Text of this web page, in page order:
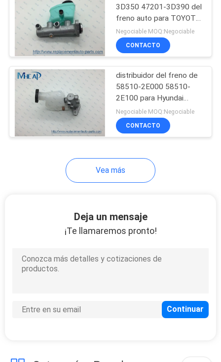
filtros de aceite de
auto
Zapatas de freno
3D350 47201-3D390 del
freno auto para TOYOTA
4RUNNER
Negociable MOQ:Negociable
CONTACTO
distribuidor del freno de
58510-2E000 58510-
2E100 para Hyundai
Tucson Kia Sportage
Negociable MOQ:Negociable
CONTACTO
Vea más
Deja un mensaje
¡Te llamaremos pronto!